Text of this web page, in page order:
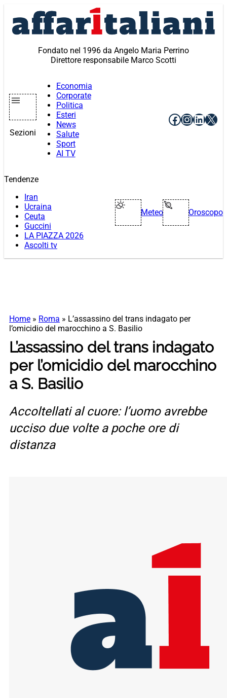
contenuto
Fondato nel 1996 da Angelo Maria Perrino
Direttore responsabile Marco Scotti
Sezioni
Economia
Corporate
Politica
Esteri
News
Salute
Sport
AI TV
Facebook
X
Tendenze
Iran
Ucraina
Ceuta
Guccini
LA PIAZZA 2026
Ascolti tv
Meteo Oroscopo
Home » Roma » L’assassino del trans indagato per
l’omicidio del marocchino a S. Basilio
L’assassino del trans indagato
per l’omicidio del marocchino
a S. Basilio
Accoltellati al cuore: l’uomo avrebbe
ucciso due volte a poche ore di
distanza